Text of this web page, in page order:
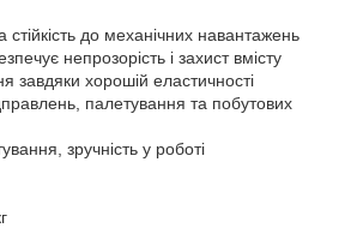
стійкість до механічних навантажень
непрозорість і захист вмісту
завдяки хорошій еластичності
палетування та побутових
зручність у роботі